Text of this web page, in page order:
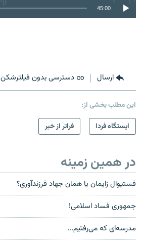
45:00
ارسال دسترسی بدون فیلترشکن
این مطلب بخشی از:
ایستگاه فردا
فراتر از خبر
در همین زمینه
فستیوال زایمان یا همان جهاد فرزند‌آوری؟
جمهوری فساد اسلامی!
مدرسه‌‌ای که می‌رفتیم...